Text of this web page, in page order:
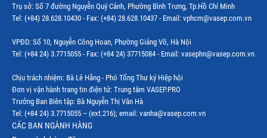
Thị trường Indonesia
Thị trường Mỹ
Thị trường Nga
Thị trường Hàn Quốc
Thị trường Nhật Bản
Trụ sở: Số 7 đường Nguyễn Quý Cảnh, Phường Bình Trưng, Tp.Hồ Chí Minh
Tel: (+84) 28.628.10430 - Fax: (+84) 28.628.10437 - Email: vphcm@vasep.com.vn
VPĐD: Số 10, Nguyễn Công Hoan, Phường Giảng Võ, Hà Nội
Tel: (+84 24) 3.7715055 - Fax: (+84 24) 37715084 - Email: vasephn@vasep.com.vn
Chịu trách nhiệm: Bà Lê Hằng - Phó Tổng Thư ký Hiệp hội
Đơn vị vận hành trang tin điện tử: Trung tâm VASEP.PRO
Trưởng Ban Biên tập: Bà Nguyễn Thị Vân Hà
Tel: (+84 24) 3.7715055 – (ext.216); email: vanha@vasep.com.vn
CÁC BAN NGÀNH HÀNG